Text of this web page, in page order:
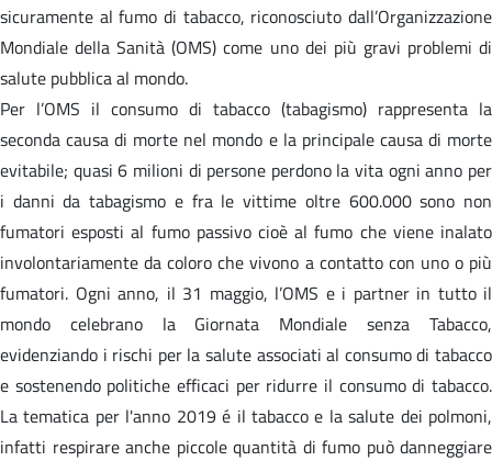
sicuramente al fumo di tabacco, riconosciuto dall’Organizzazione
Mondiale della Sanità (OMS) come uno dei più gravi problemi di
salute pubblica al mondo.
Per l’OMS il consumo di tabacco (tabagismo) rappresenta la
seconda causa di morte nel mondo e la principale causa di morte
evitabile; quasi 6 milioni di persone perdono la vita ogni anno per
i danni da tabagismo e fra le vittime oltre 600.000 sono non
fumatori esposti al fumo passivo cioè al fumo che viene inalato
involontariamente da coloro che vivono a contatto con uno o più
fumatori. Ogni anno, il 31 maggio, l’OMS e i partner in tutto il
mondo celebrano la Giornata Mondiale senza Tabacco,
evidenziando i rischi per la salute associati al consumo di tabacco
e sostenendo politiche efficaci per ridurre il consumo di tabacco.
La tematica per l'anno 2019 é il tabacco e la salute dei polmoni,
infatti respirare anche piccole quantità di fumo può danneggiare